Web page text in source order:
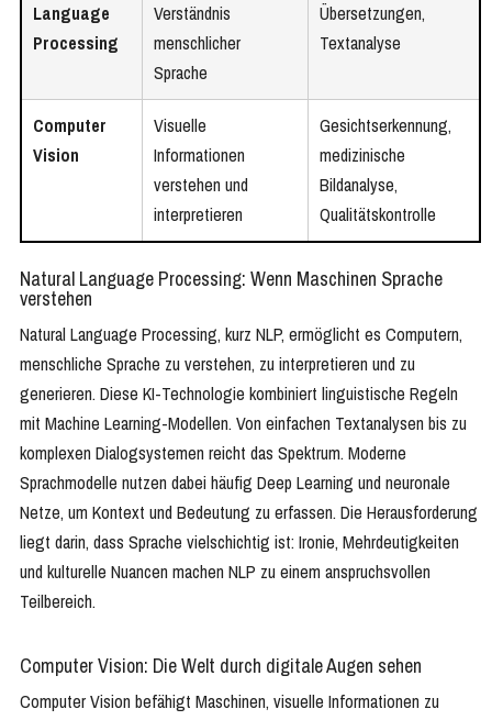
Language
Processing
Verständnis
menschlicher
Sprache
Übersetzungen,
Textanalyse
Computer
Vision
Visuelle
Informationen
verstehen und
interpretieren
Gesichtserkennung,
medizinische
Bildanalyse,
Qualitätskontrolle
Natural Language Processing: Wenn Maschinen Sprache
verstehen
Natural Language Processing, kurz NLP, ermöglicht es Computern,
menschliche Sprache zu verstehen, zu interpretieren und zu
generieren. Diese KI-Technologie kombiniert linguistische Regeln
mit Machine Learning-Modellen. Von einfachen Textanalysen bis zu
komplexen Dialogsystemen reicht das Spektrum. Moderne
Sprachmodelle nutzen dabei häufig Deep Learning und neuronale
Netze, um Kontext und Bedeutung zu erfassen. Die Herausforderung
liegt darin, dass Sprache vielschichtig ist: Ironie, Mehrdeutigkeiten
und kulturelle Nuancen machen NLP zu einem anspruchsvollen
Teilbereich.
Computer Vision: Die Welt durch digitale Augen sehen
Computer Vision befähigt Maschinen, visuelle Informationen zu